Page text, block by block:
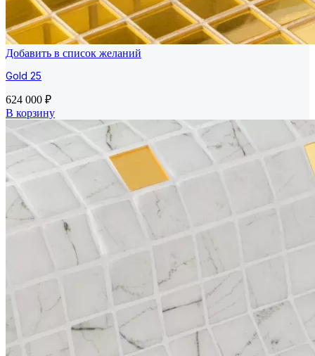
Добавить в список желаний
Gold 25
624 000 ₽
В корзину